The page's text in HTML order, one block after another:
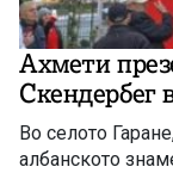
Ахмети
Скендербег
Во селото
албанското